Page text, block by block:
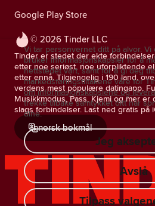
© 2026 Tinder LLC
Tinder er stedet der ekte
etter noe seriøst, noe uforpliktende
etter ennå. Tilgjengelig i 190 land,
verdens mest populære datingapp.
Musikkmodus, Pass, Kjemi og mer
slags forbindelser. Last ned gratis på
norsk bokmål
Google Play Store
Vi tar personvernet ditt på alvor.
bruker informasjonskapsler for å
nettstedet vårt, samt for å gi deg
markedsføringstiltakene våre for
om informasjonskapslene og
trekke tilbake samtykket ditt når
dine.
Jeg
Avslå
Tilpass